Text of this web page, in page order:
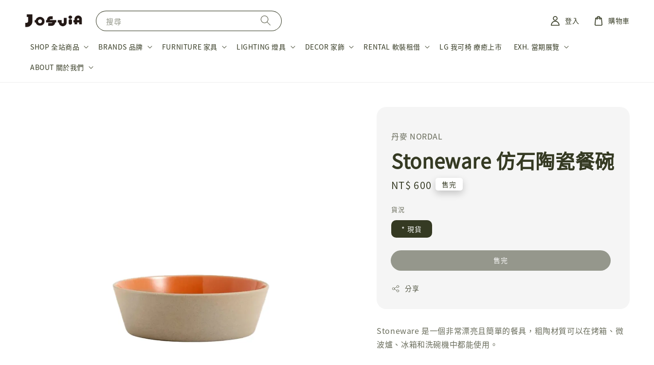
搜尋
SHOP 全站商品 BRANDS 品牌 FURNITURE 家具 LIGHTING 燈具 DECOR 家飾 RENTAL 軟裝租借 LG 我可椅 療癒上市 EXH. 當期展覽
ABOUT 關於我們
登入 購物車
丹麥 NORDAL
Stoneware 仿石陶瓷餐碗
Regular
NT$ 600 售完
貨況
* 現貨
售完
分享
Stoneware 是一個非常漂亮且簡單的餐具，粗陶材質可以在烤箱、微
波爐、冰箱和洗碗機中都能使用。